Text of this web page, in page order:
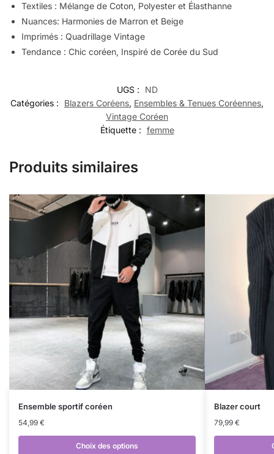
Textiles : Mélange de Coton, Polyester et Élasthanne
Nuances: Harmonies de Marron et Beige
Imprimés : Quadrillage Vintage
Tendance : Chic coréen, Inspiré de Corée du Sud
UGS :
ND
Catégories :
Blazers Coréens, Ensembles & Tenues Coréennes,
Vintage Coréen
Étiquette : femme
Produits similaires
Ensemble sportif coréen
54,99 €
Choix des options
Blazer court
79,99 €